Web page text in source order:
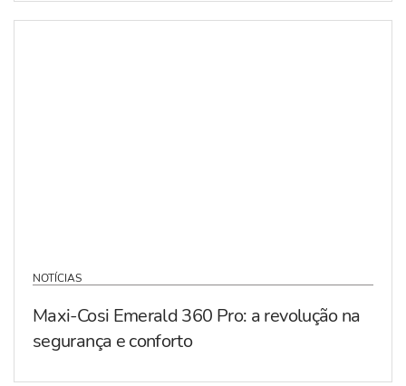
NOTÍCIAS
Maxi-Cosi Emerald 360 Pro: a revolução na
segurança e conforto